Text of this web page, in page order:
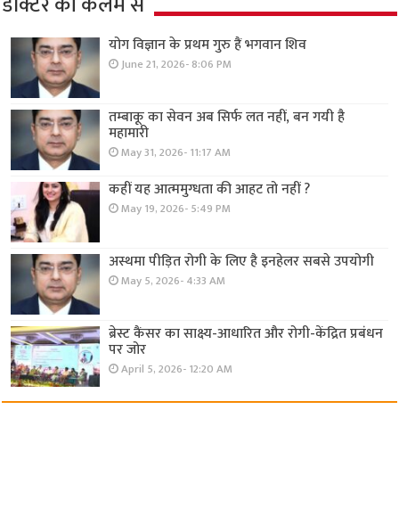
योग विज्ञान के प्रथम गुरु हैं भगवान शिव
June 21, 2026- 8:06 PM
तम्बाकू का सेवन अब सिर्फ लत नहीं, बन गयी है
महामारी
May 31, 2026- 11:17 AM
कहीं यह आत्ममुग्धता की आहट तो नहीं ?
May 19, 2026- 5:49 PM
अस्थमा पीड़ित रोगी के लिए है इनहेलर सबसे उपयोगी
May 5, 2026- 4:33 AM
ब्रेस्ट कैंसर का साक्ष्य-आधारित और रोगी-केंद्रित प्रबंधन
पर जोर
April 5, 2026- 12:20 AM